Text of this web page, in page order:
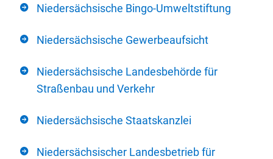
Niedersächsische Bingo-Umweltstiftung
Niedersächsische Gewerbeaufsicht
Niedersächsische Landesbehörde für
Straßenbau und Verkehr
Niedersächsische Staatskanzlei
Niedersächsischer Landesbetrieb für